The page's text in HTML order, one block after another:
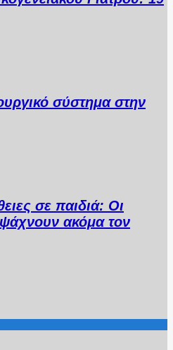
σύστημα στην
σε παιδιά: Οι
ακόμα τον